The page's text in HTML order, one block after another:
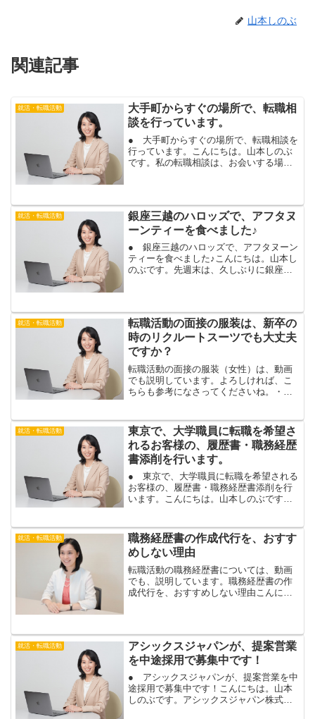
山本しのぶ
関連記事
就活・転職活動
大手町からすぐの場所で、転職相
談を行っています。
● 大手町からすぐの場所で、転職相談を
行っています。こんにちは。山本しのぶ
です。私の転職相談は、お会いする場合
会いするホテルは、東京...
就活・転職活動
銀座三越のハロッズで、アフタヌ
ーンティーを食べました♪
● 銀座三越のハロッズで、アフタヌーン
ティーを食べました♪こんにちは。山本し
のぶです。先週末は、久しぶりに銀座に
度、銀座三越のハロッズに...
就活・転職活動
転職活動の面接の服装は、新卒の
時のリクルートスーツでも大丈夫
ですか？
転職活動の面接の服装（女性）は、動画
でも説明しています。よろしければ、こ
ちらも参考になさってくださいね。・女
は、新卒の時のリクルートスーツでも大
丈夫ですか？こんにちは。...
就活・転職活動
東京で、大学職員に転職を希望さ
れるお客様の、履歴書・職務経歴
書添削を行います。
● 東京で、大学職員に転職を希望される
お客様の、履歴書・職務経歴書添削を行
います。こんにちは。山本しのぶです。
職務経歴書添削を行います。中途採用の
大学職員は、人気の職種...
就活・転職活動
職務経歴書の作成代行を、おすす
めしない理由
転職活動の職務経歴書については、動画
でも、説明しています。職務経歴書の作
成代行を、おすすめしない理由こんにち
行にお願いするか、など、...
就活・転職活動
アシックスジャパンが、提案営業
を中途採用で募集中です！
● アシックスジャパンが、提案営業を中
途採用で募集中です！こんにちは。山本
しのぶです。アシックスジャパン株式会